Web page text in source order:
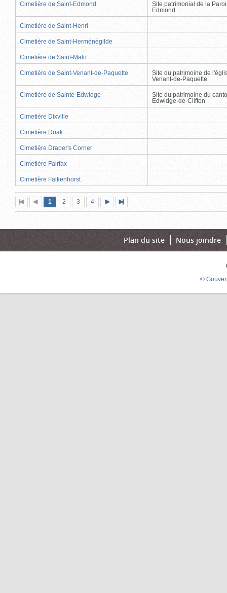
Cimetière de Saint-Edmond
Site patrimonial de la
Edmond
Cimetière de Saint-Henri
Cimetière de Saint-Herménégilde
Cimetière de Saint-Malo
Cimetière de Saint-Venant-de-Paquette
Site du patrimoine de
Venant-de-Paquette
Cimetière de Sainte-Edwidge
Site du patrimoine du
Edwidge-de-Clifton
Cimetière Dixville
Cimetière Doak
Cimetière Draper's Corner
Cimetière Fairfax
Cimetière Falkenhorst
Première
page
Page
précédente
Page
1 (page
actuelle)
Page
2 Page
3 Page
4
suivante
page
Plan du site Nous joindre
©